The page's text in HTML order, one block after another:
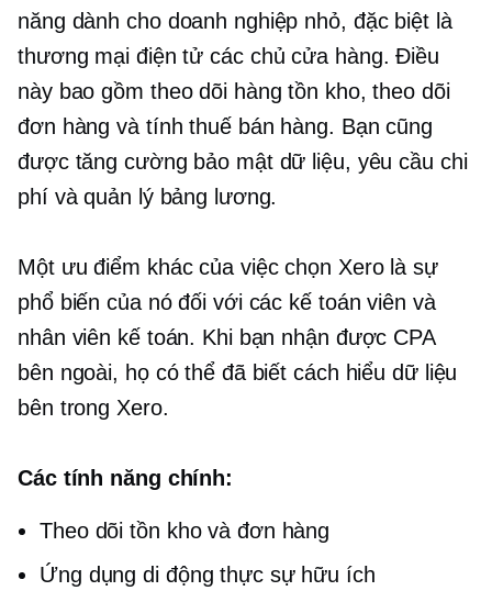
năng dành cho doanh nghiệp nhỏ, đặc biệt là
thương mại điện tử các chủ cửa hàng. Điều
này bao gồm theo dõi hàng tồn kho, theo dõi
đơn hàng và tính thuế bán hàng. Bạn cũng
được tăng cường bảo mật dữ liệu, yêu cầu chi
phí và quản lý bảng lương.
Một ưu điểm khác của việc chọn Xero là sự
phổ biến của nó đối với các kế toán viên và
nhân viên kế toán. Khi bạn nhận được CPA
bên ngoài, họ có thể đã biết cách hiểu dữ liệu
bên trong Xero.
Các tính năng chính:
Theo dõi tồn kho và đơn hàng
Ứng dụng di động thực sự hữu ích